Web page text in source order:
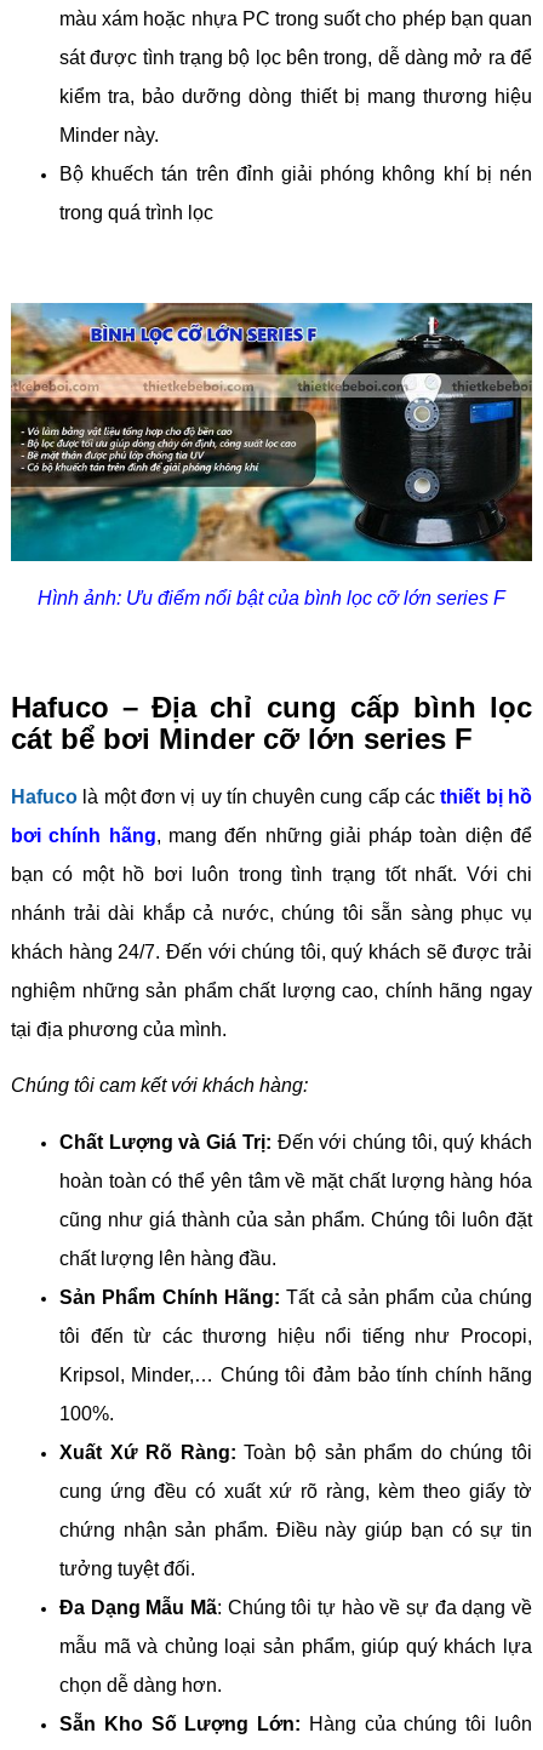
màu xám hoặc nhựa PC trong suốt cho phép bạn quan
sát được tình trạng bộ lọc bên trong, dễ dàng mở ra để
kiểm tra, bảo dưỡng dòng thiết bị mang thương hiệu
Minder này.
Bộ khuếch tán trên đỉnh giải phóng không khí bị nén
trong quá trình lọc
Hình ảnh: Ưu điểm nổi bật của bình lọc cỡ lớn series F
Hafuco – Địa chỉ cung cấp bình lọc
cát bể bơi Minder cỡ lớn series F
Hafucolà một đơn vị uy tín chuyên cung cấp cácthiết bị hồ
bơi chính hãng, mang đến những giải pháp toàn diện để
bạn có một hồ bơi luôn trong tình trạng tốt nhất. Với chi
nhánh trải dài khắp cả nước, chúng tôi sẵn sàng phục vụ
khách hàng 24/7. Đến với chúng tôi, quý khách sẽ được trải
nghiệm những sản phẩm chất lượng cao, chính hãng ngay
tại địa phương của mình.
Chúng tôi cam kết với khách hàng:
Chất Lượng và Giá Trị: Đến với chúng tôi, quý khách
hoàn toàn có thể yên tâm về mặt chất lượng hàng hóa
cũng như giá thành của sản phẩm. Chúng tôi luôn đặt
chất lượng lên hàng đầu.
Sản Phẩm Chính Hãng: Tất cả sản phẩm của chúng
tôi đến từ các thương hiệu nổi tiếng như Procopi,
Kripsol, Minder,… Chúng tôi đảm bảo tính chính hãng
100%.
Xuất Xứ Rõ Ràng: Toàn bộ sản phẩm do chúng tôi
cung ứng đều có xuất xứ rõ ràng, kèm theo giấy tờ
chứng nhận sản phẩm. Điều này giúp bạn có sự tin
tưởng tuyệt đối.
Đa Dạng Mẫu Mã: Chúng tôi tự hào về sự đa dạng về
mẫu mã và chủng loại sản phẩm, giúp quý khách lựa
chọn dễ dàng hơn.
Sẵn Kho Số Lượng Lớn: Hàng của chúng tôi luôn